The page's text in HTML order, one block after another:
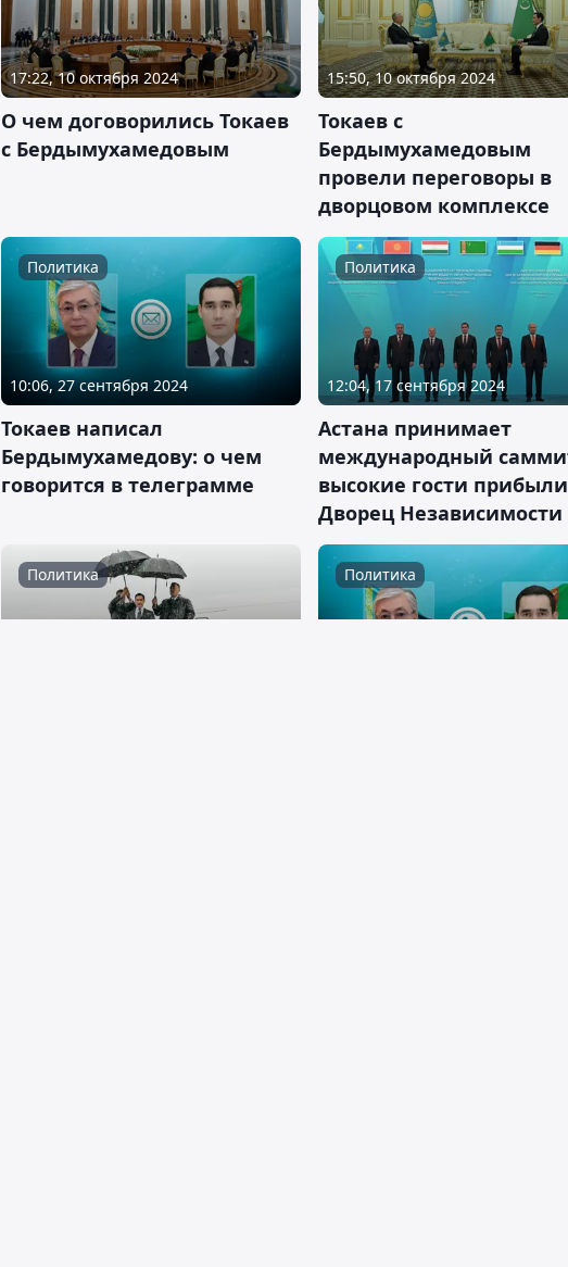
17:22, 10 октября 2024
О чем договорились Токаев
с Бердымухамедовым
15:50, 10 октября 2024
Токаев с
Бердымухамедовым
провели переговоры в
дворцовом комплексе
Политика
10:06, 27 сентября 2024
Токаев написал
Бердымухамедову: о чем
говорится в телеграмме
Политика
12:04, 17 сентября 2024
Астана принимает
международный
высокие гости
Дворец Независимости
Политика Политика